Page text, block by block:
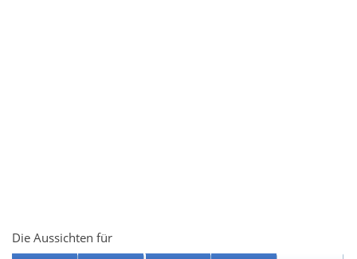
Die Aussichten für